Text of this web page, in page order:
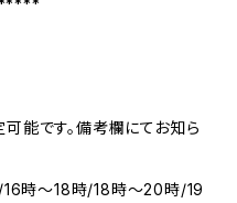
能です。備考欄にてお知ら
時～18時/18時～20時/19